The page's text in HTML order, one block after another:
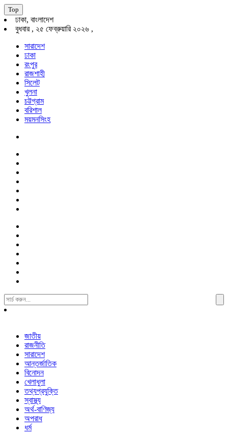
Top
ঢাকা, বাংলাদেশ
বুধবার , ২৫ ফেব্রুয়ারি ২০২৬ ,
সারাদেশ
ঢাকা
রংপুর
রাজশাহী
সিলেট
খুলনা
চট্টগ্রাম
বরিশাল
ময়মনসিংহ
Search
For:
জাতীয়
রাজনীতি
সারাদেশ
আন্তর্জাতিক
বিনোদন
খেলাধুলা
তথ্যপ্রযুক্তি
স্বাস্থ্য
অর্থ-বাণিজ্য
অপরাধ
ধর্ম